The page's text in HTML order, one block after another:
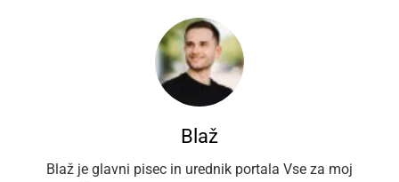
Blaž
Blaž je glavni pisec in urednik portala Vse za moj